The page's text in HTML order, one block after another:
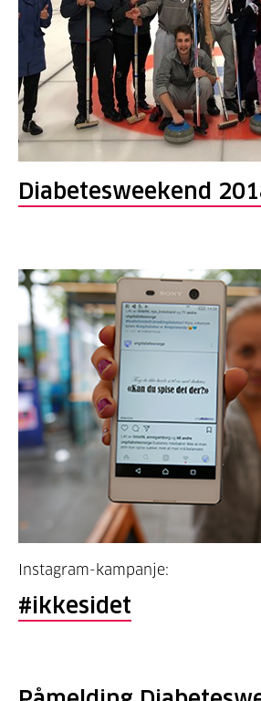
Diabetesweekend
Instagram-kampanje:
#ikkesidet